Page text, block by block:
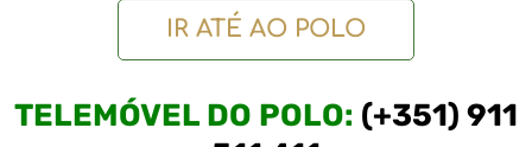
IR ATÉ AO POLO
TELEMÓVEL DO POLO: (+351) 911